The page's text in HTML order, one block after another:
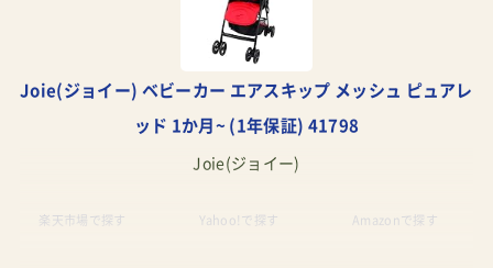
Joie(ジョイー) ベビーカー エアスキップ メッシュ ピュアレ
ッド 1か月~ (1年保証) 41798
Joie(ジョイー)
Amazonで探す
楽天市場で探す Yahoo!で探す